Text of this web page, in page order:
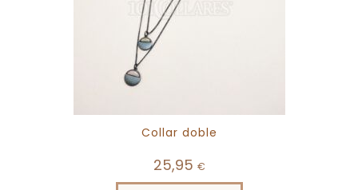
Collar doble
25,95 €